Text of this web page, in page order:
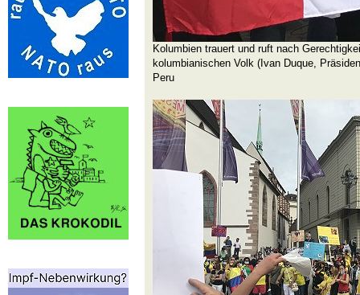
Kolumbien trauert und ruft nach
kolumbianischen Volk (Ivan Duque,
Peru